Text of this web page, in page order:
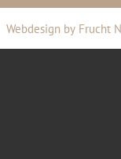
Webdesign by Frucht N